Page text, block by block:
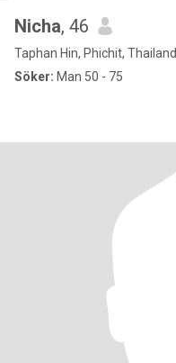
Nicha, 46
Taphan Hin, Phichit, Thailand
Söker: Man 50 - 75